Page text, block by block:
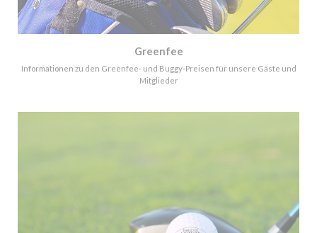
Greenfee
Informationen zu den Greenfee- und Buggy-Preisen für unsere Gäste und
Mitglieder